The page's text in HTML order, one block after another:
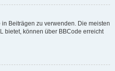
Beiträgen zu verwenden. Die meisten
bietet, können über BBCode erreicht